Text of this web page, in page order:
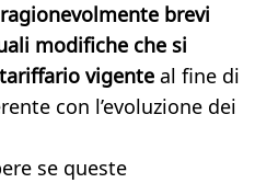
brevi
modifiche che si
vigente al fine di
con l’evoluzione dei
se queste